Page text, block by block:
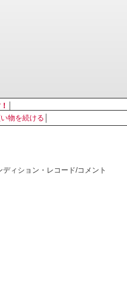
物を続ける
ィション・レコード/コメント